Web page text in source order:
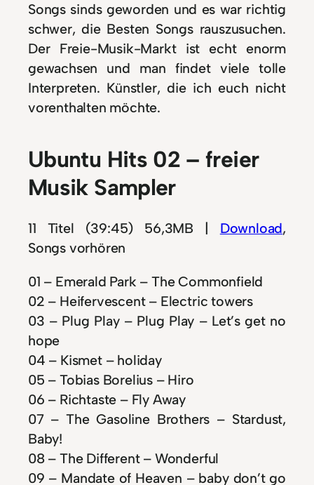
Songs sinds geworden und es war richtig
schwer, die Besten Songs rauszusuchen.
Der Freie-Musik-Markt ist echt enorm
gewachsen und man findet viele tolle
Interpreten. Künstler, die ich euch nicht
vorenthalten möchte.
Ubuntu Hits 02 – freier
Musik Sampler
11 Titel (39:45) 56,3MB | Download,
Songs vorhören
01 – Emerald Park – The Commonfield
02 – Heifervescent – Electric towers
03 – Plug Play – Plug Play – Let’s get no
hope
04 – Kismet – holiday
05 – Tobias Borelius – Hiro
06 – Richtaste – Fly Away
07 – The Gasoline Brothers – Stardust,
Baby!
08 – The Different – Wonderful
09 – Mandate of Heaven – baby don’t go